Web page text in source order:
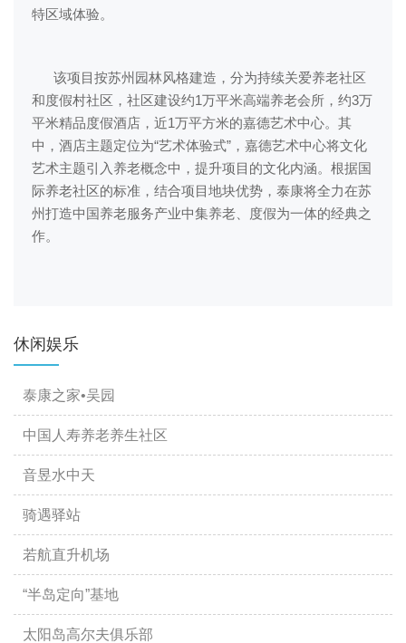
特区域体验。
该项目按苏州园林风格建造，分为持续关爱养老社区
和度假村社区，社区建设约1万平米高端养老会所，约3万
平米精品度假酒店，近1万平方米的嘉德艺术中心。其
中，酒店主题定位为“艺术体验式”，嘉德艺术中心将文化
艺术主题引入养老概念中，提升项目的文化内涵。根据国
际养老社区的标准，结合项目地块优势，泰康将全力在苏
州打造中国养老服务产业中集养老、度假为一体的经典之
作。
休闲娱乐
泰康之家•吴园
中国人寿养老养生社区
音昱水中天
骑遇驿站
若航直升机场
“半岛定向”基地
太阳岛高尔夫俱乐部